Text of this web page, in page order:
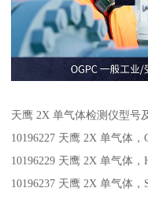
天鹰 2X 单气体检测仪型号
10196227 天鹰 2X 单气体，
10196229 天鹰 2X 单气体，
10196237 天鹰 2X 单气体，